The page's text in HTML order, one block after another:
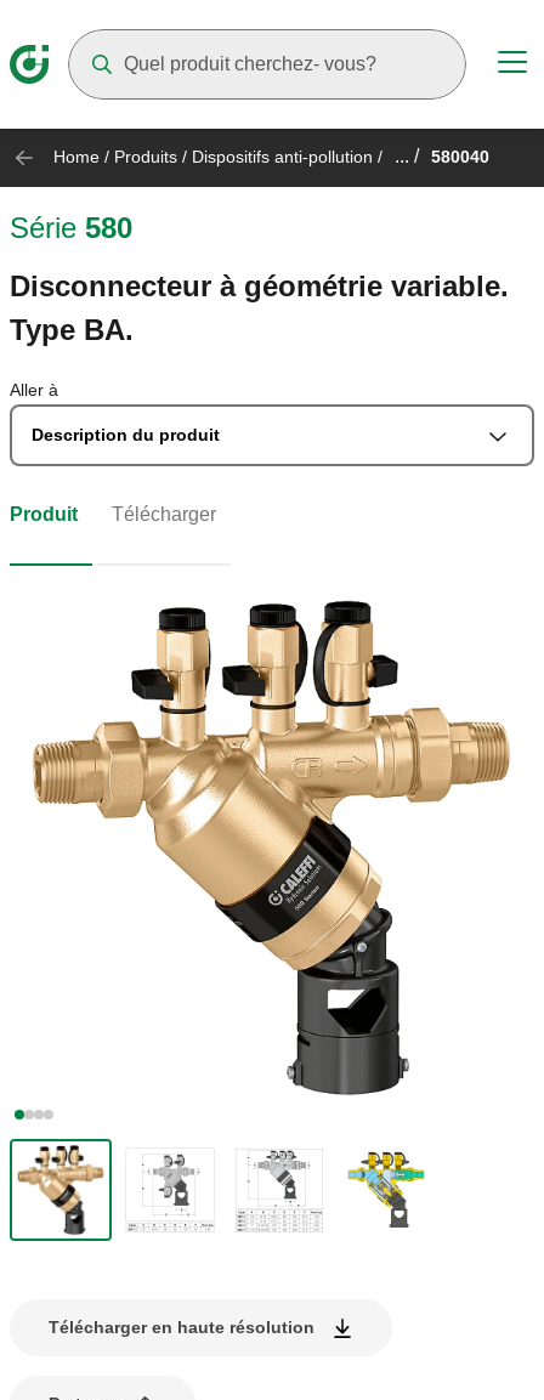
Home / Produits / Dispositifs anti-pollution / ... / 580040
Série 580
Disconnecteur à géométrie variable.
Type BA.
Aller à
Description du produit
Produit Télécharger
Télécharger en haute résolution